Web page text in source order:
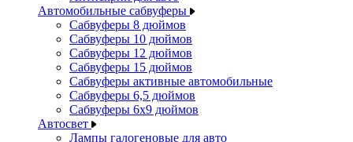
Автомобильные сабвуферы
Сабвуферы 8 дюймов
Сабвуферы 10 дюймов
Сабвуферы 12 дюймов
Сабвуферы 15 дюймов
Сабвуферы активные автомобильные
Сабвуферы 6,5 дюймов
Сабвуферы 6x9 дюймов
Автосвет
Лампы галогеновые для авто